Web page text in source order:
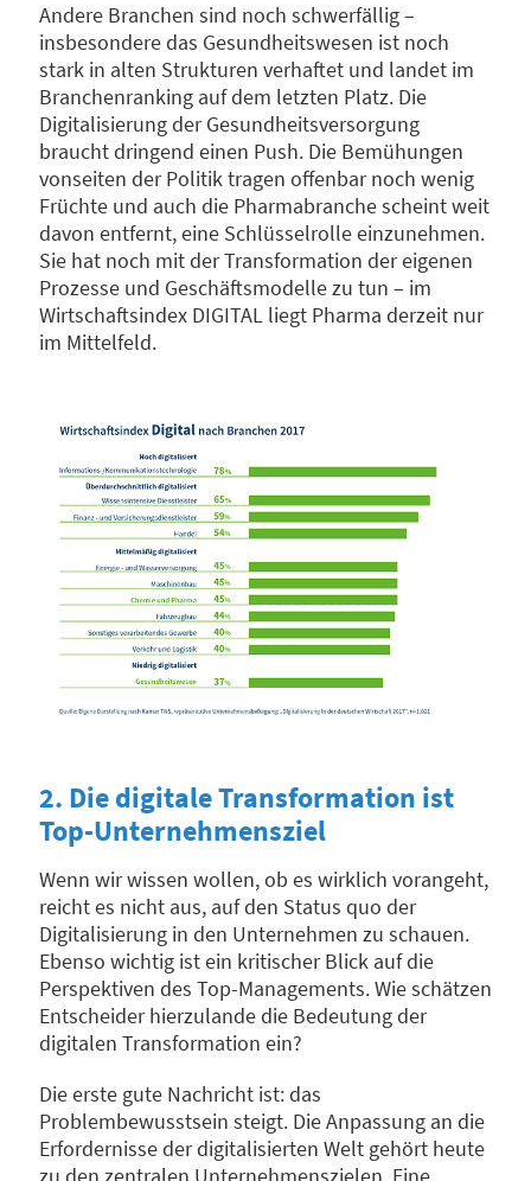
Andere Branchen sind noch schwerfällig –
insbesondere das Gesundheitswesen ist noch
stark in alten Strukturen verhaftet und landet im
Branchenranking auf dem letzten Platz. Die
Digitalisierung der Gesundheitsversorgung
braucht dringend einen Push. Die Bemühungen
vonseiten der Politik tragen offenbar noch wenig
Früchte und auch die Pharmabranche scheint weit
davon entfernt, eine Schlüsselrolle einzunehmen.
Sie hat noch mit der Transformation der eigenen
Prozesse und Geschäftsmodelle zu tun – im
Wirtschaftsindex DIGITAL liegt Pharma derzeit nur
im Mittelfeld.
2. Die digitale Transformation ist
Top-Unternehmensziel
Wenn wir wissen wollen, ob es wirklich vorangeht,
reicht es nicht aus, auf den Status quo der
Digitalisierung in den Unternehmen zu schauen.
Ebenso wichtig ist ein kritischer Blick auf die
Perspektiven des Top-Managements. Wie schätzen
Entscheider hierzulande die Bedeutung der
digitalen Transformation ein­­­­?
Die erste gute Nachricht ist: das
Problembewusstsein steigt. Die Anpassung an die
Erfordernisse der digitalisierten Welt gehört heute